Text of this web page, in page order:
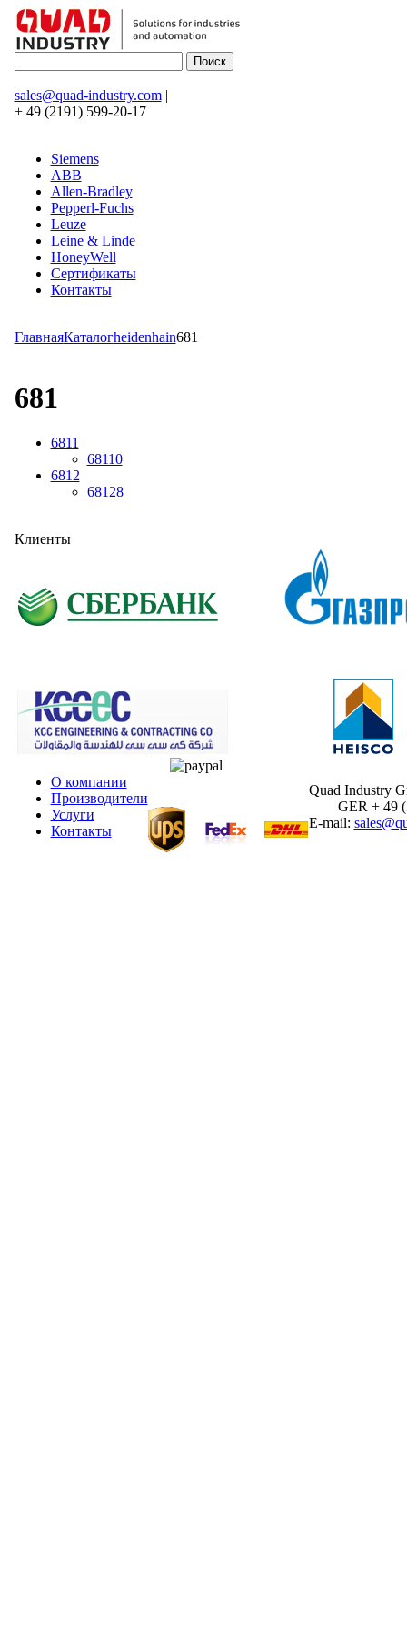
sales@quad-industry.com|
+ 49 (2191) 599-20-17
Siemens
ABB
Allen-Bradley
Pepperl-Fuchs
Leuze
Leine & Linde
HoneyWell
Сертификаты
Контакты
ГлавнаяКаталогheidenhain681
681
6811
68110
6812
68128
Клиенты
О компании
Производители
Услуги
Контакты
Quad Industry
GER + 49
E-mail: